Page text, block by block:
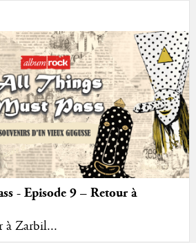
- Episode 9 – Retour à
à Zarbil...